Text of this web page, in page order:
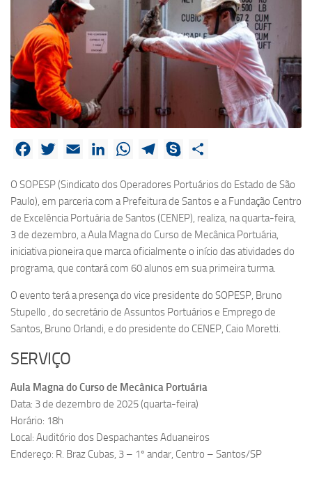
Facebook
Twitter Email LinkedInWhatsAppTelegram
Skype
O SOPESP (Sindicato dos Operadores Portuários do Estado de São
Paulo), em parceria com a Prefeitura de Santos e a Fundação Centro
de Excelência Portuária de Santos (CENEP), realiza, na quarta-feira,
3 de dezembro, a Aula Magna do Curso de Mecânica Portuária,
iniciativa pioneira que marca oficialmente o início das atividades do
programa, que contará com 60 alunos em sua primeira turma.
O evento terá a presença do vice presidente do SOPESP, Bruno
Stupello , do secretário de Assuntos Portuários e Emprego de
Santos, Bruno Orlandi, e do presidente do CENEP, Caio Moretti.
SERVIÇO
Aula Magna do Curso de Mecânica Portuária
Data: 3 de dezembro de 2025 (quarta-feira)
Horário: 18h
Local: Auditório dos Despachantes Aduaneiros
Endereço: R. Braz Cubas, 3 – 1º andar, Centro – Santos/SP